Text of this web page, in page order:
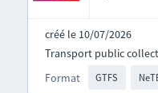
créé le 10/07/2026
Format GTFS
Transport public